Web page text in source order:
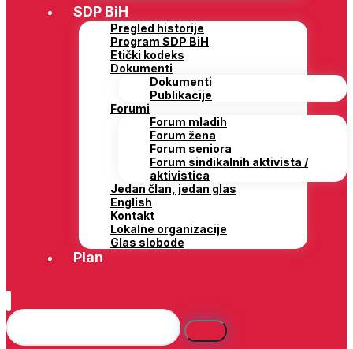
SDP BiH
Pregled historije
Program SDP BiH
Etički kodeks
Dokumenti
Dokumenti
Publikacije
Forumi
Forum mladih
Forum žena
Forum seniora
Forum sindikalnih aktivista /
aktivistica
Jedan član, jedan glas
English
Kontakt
Lokalne organizacije
Glas slobode
Plan